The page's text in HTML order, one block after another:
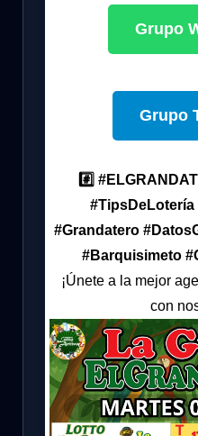
Grupo
Grupo
#️⃣
#Grandatero
#Barquisimeto
¡Únete a la mejor
con